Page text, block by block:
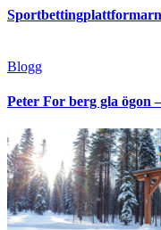
Blogg
Peter For berg gla ögon